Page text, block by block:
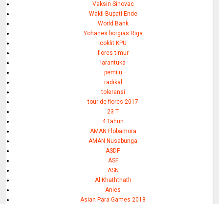
Vaksin Sinovac
Wakil Bupati Ende
World Bank
Yohanes borgias Riga
coklit KPU
flores timur
larantuka
pemilu
radikal
toleransi
tour de flores 2017
23 T
4 Tahun
AMAN Flobamora
AMAN Nusabunga
ASDP
ASF
ASN
Al Khaththath
Anies
Asian Para Games 2018